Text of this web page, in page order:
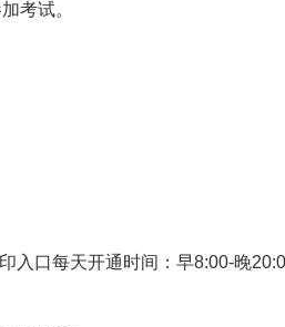
考试。
入口每天开通时间：早8:00-晚